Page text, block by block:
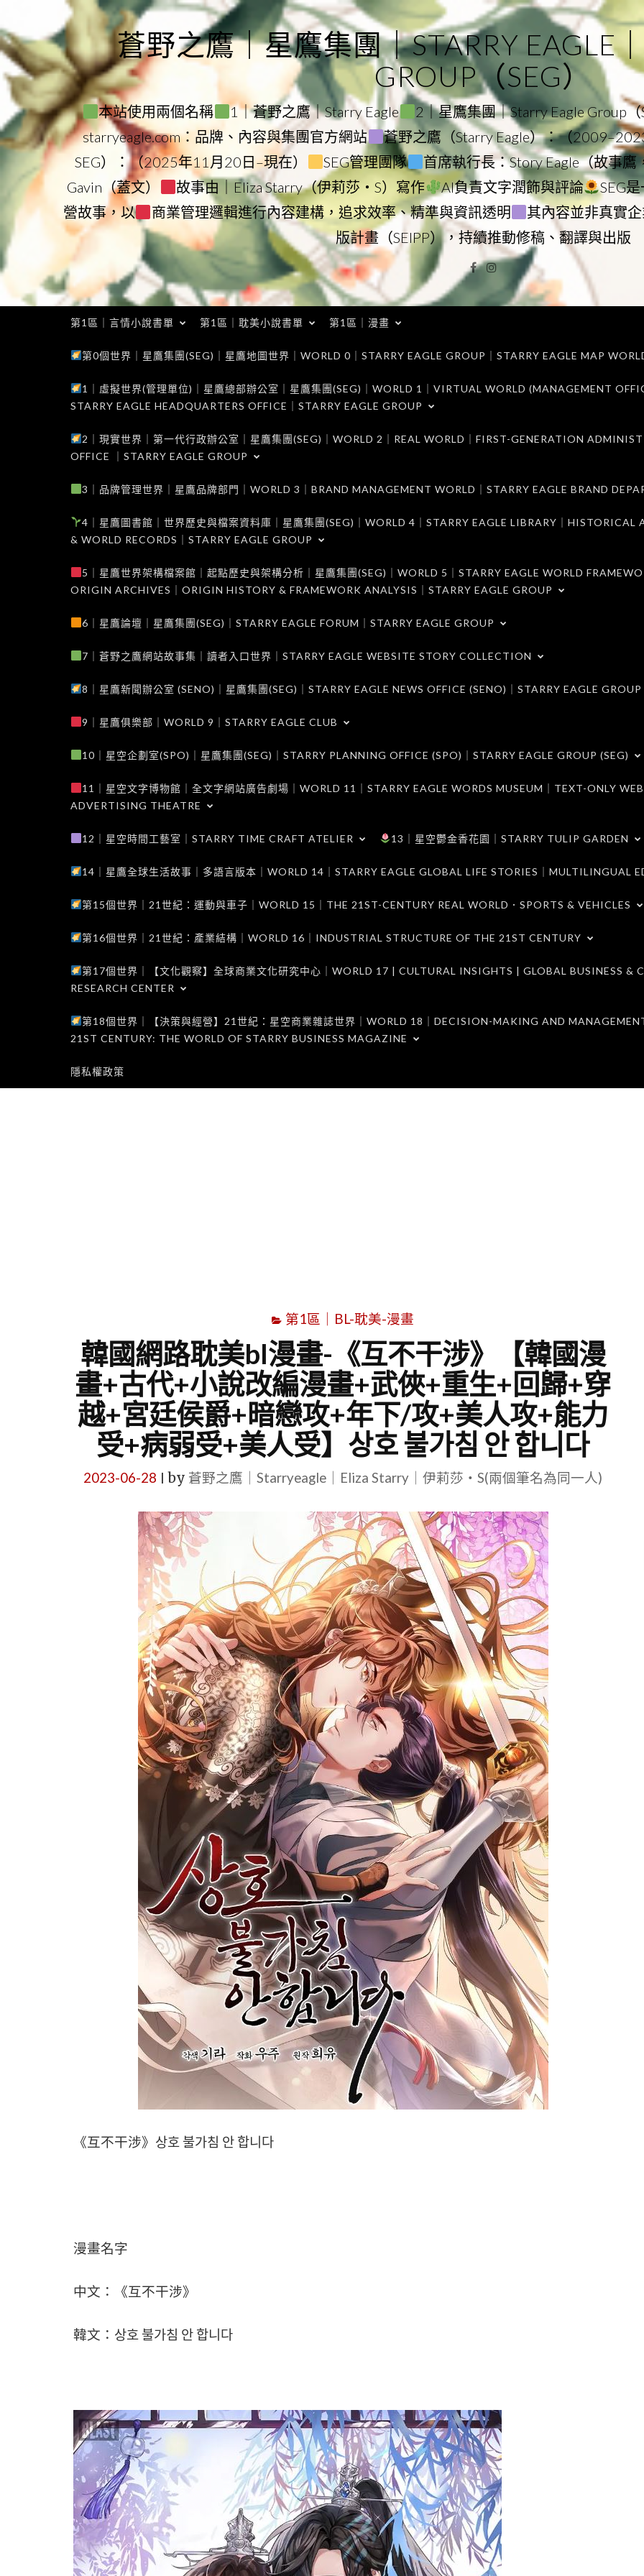
to
content
蒼野之鷹｜星鷹集團｜STARRY EAGLE
GROUP（SEG）
本站使用兩個名稱 1｜蒼野之鷹｜Starry Eagle 2｜星鷹集團｜Starry Eagle Group（
starryeagle.com：品牌、內容與集團官方網站
蒼野之鷹（Starry Eagle）：（
SEG）：（2025年11月20日–現在）
SEG管理團隊 首席執行長：Story Eagle（故事鷹
Gavin（蓋文）
故事由｜Eliza Starry（伊莉莎・S）寫作 AI負責文字潤飾與評論
SEG
營故事，以
商業管理邏輯進行內容建構，追求效率、精準與資訊透明 其內容並非真實
版計畫（SEIPP），持續推動修稿、翻譯與出版
Facebook
Instagram
第1區｜言情小說書單 第1區｜耽美小說書單 第1區｜漫畫
第0個世界｜星鷹集團(SEG)｜星鷹地圖世界｜WORLD 0｜STARRY EAGLE GROUP｜STARRY EAGLE MAP
1｜虛擬世界(管理單位)｜星鷹總部辦公室｜星鷹集團(SEG)｜WORLD 1｜VIRTUAL WORLD (MANAGEMENT
STARRY EAGLE HEADQUARTERS OFFICE｜STARRY EAGLE GROUP
2｜現實世界｜第一代行政辦公室｜星鷹集團(SEG)｜WORLD 2｜REAL WORLD｜FIRST-GENERATION
OFFICE ｜STARRY EAGLE GROUP
3｜品牌管理世界｜星鷹品牌部門｜WORLD 3｜BRAND MANAGEMENT WORLD｜STARRY EAGLE BRAND
4｜星鷹圖書館｜世界歷史與檔案資料庫｜星鷹集團(SEG)｜WORLD 4｜STARRY EAGLE LIBRARY｜HISTORICAL
& WORLD RECORDS｜STARRY EAGLE GROUP
5｜星鷹世界架構檔案館｜起點歷史與架構分析｜星鷹集團(SEG)｜WORLD 5｜STARRY EAGLE WORLD
ORIGIN ARCHIVES｜ORIGIN HISTORY & FRAMEWORK ANALYSIS｜STARRY EAGLE GROUP
6｜星鷹論壇｜星鷹集團(SEG)｜STARRY EAGLE FORUM｜STARRY EAGLE GROUP
7｜蒼野之鷹網站故事集｜讀者入口世界｜STARRY EAGLE WEBSITE STORY COLLECTION
8｜星鷹新聞辦公室 (SENO)｜星鷹集團(SEG)｜STARRY EAGLE NEWS OFFICE (SENO)｜STARRY EAGLE GROUP
9｜星鷹俱樂部｜WORLD 9｜STARRY EAGLE CLUB
10｜星空企劃室(SPO)｜星鷹集團(SEG)｜STARRY PLANNING OFFICE (SPO)｜STARRY EAGLE GROUP (SEG)
11｜星空文字博物館｜全文字網站廣告劇場｜WORLD 11｜STARRY EAGLE WORDS MUSEUM｜TEXT-ONLY
ADVERTISING THEATRE
12｜星空時間工藝室｜STARRY TIME CRAFT ATELIER 13｜星空鬱金香花園｜STARRY TULIP GARDEN
14｜星鷹全球生活故事｜多語言版本｜WORLD 14｜STARRY EAGLE GLOBAL LIFE STORIES｜MULTILINGUAL
第15個世界｜21世紀：運動與車子｜WORLD 15｜THE 21ST-CENTURY REAL WORLD．SPORTS & VEHICLES
第16個世界｜21世紀：產業結構｜WORLD 16｜INDUSTRIAL STRUCTURE OF THE 21ST CENTURY
第17個世界｜【文化觀察】全球商業文化研究中心｜WORLD 17 | CULTURAL INSIGHTS | GLOBAL BUSINESS &
RESEARCH CENTER
第18個世界｜【決策與經營】21世紀：星空商業雜誌世界｜WORLD 18｜DECISION-MAKING AND
21ST CENTURY: THE WORLD OF STARRY BUSINESS MAGAZINE
隱私權政策
第1區｜BL-耽美-漫畫
韓國網路耽美bl漫畫-《互不干涉》【韓國漫
畫+古代+小說改編漫畫+武俠+重生+回歸+穿
越+宮廷侯爵+暗戀攻+年下/攻+美人攻+能力
受+病弱受+美人受】상호 불가침 안 합니다
2023-06-28 by 蒼野之鷹｜Starryeagle｜Eliza Starry｜伊莉莎・S(兩個筆名為同一人)
《互不干涉》상호 불가침 안 합니다
漫畫名字
中文：《互不干涉》
韓文：상호 불가침 안 합니다